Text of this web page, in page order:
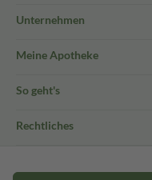
Unternehmen
Meine Apotheke
So geht's
Rechtliches